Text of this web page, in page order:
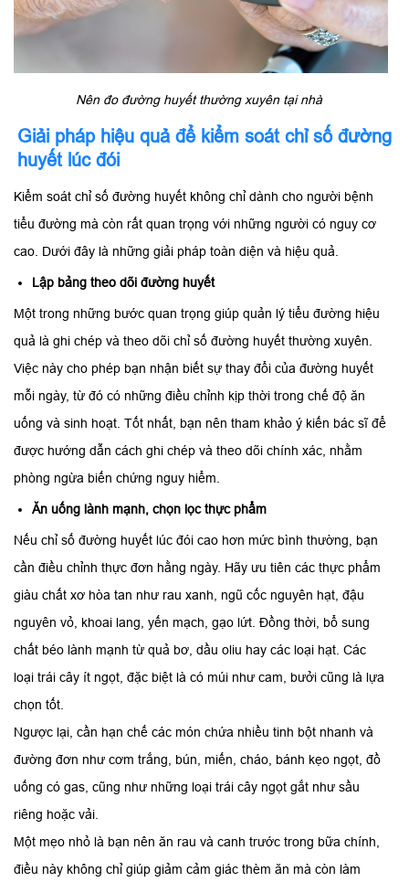
Nên đo đường huyết thường xuyên tại nhà
Giải pháp hiệu quả để kiểm soát chỉ số đường
huyết lúc đói
Kiểm soát chỉ số đường huyết không chỉ dành cho người bệnh
tiểu đường mà còn rất quan trọng với những người có nguy cơ
cao. Dưới đây là những giải pháp toàn diện và hiệu quả.
Lập bảng theo dõi đường huyết
Một trong những bước quan trọng giúp quản lý tiểu đường hiệu
quả là ghi chép và theo dõi chỉ số đường huyết thường xuyên.
Việc này cho phép bạn nhận biết sự thay đổi của đường huyết
mỗi ngày, từ đó có những điều chỉnh kịp thời trong chế độ ăn
uống và sinh hoạt. Tốt nhất, bạn nên tham khảo ý kiến bác sĩ để
được hướng dẫn cách ghi chép và theo dõi chính xác, nhằm
phòng ngừa biến chứng nguy hiểm.
Ăn uống lành mạnh, chọn lọc thực phẩm
Nếu chỉ số đường huyết lúc đói cao hơn mức bình thường, bạn
cần điều chỉnh thực đơn hằng ngày. Hãy ưu tiên các thực phẩm
giàu chất xơ hòa tan như rau xanh, ngũ cốc nguyên hạt, đậu
nguyên vỏ, khoai lang, yến mạch, gạo lứt. Đồng thời, bổ sung
chất béo lành mạnh từ quả bơ, dầu oliu hay các loại hạt. Các
loại trái cây ít ngọt, đặc biệt là có múi như cam, bưởi cũng là lựa
chọn tốt.
Ngược lại, cần hạn chế các món chứa nhiều tinh bột nhanh và
đường đơn như cơm trắng, bún, miến, cháo, bánh kẹo ngọt, đồ
uống có gas, cũng như những loại trái cây ngọt gắt như sầu
riêng hoặc vải.
Một mẹo nhỏ là bạn nên ăn rau và canh trước trong bữa chính,
điều này không chỉ giúp giảm cảm giác thèm ăn mà còn làm